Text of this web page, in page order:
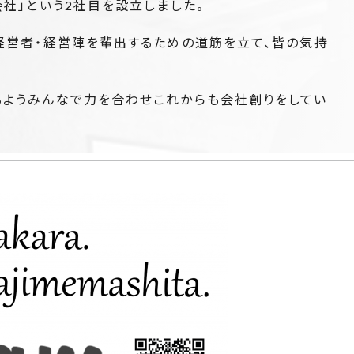
」という2社目を設立しました。
営者・経営陣を輩出するための道筋を立て、皆の気持
うみんなで力を合わせこれからも会社創りをしてい